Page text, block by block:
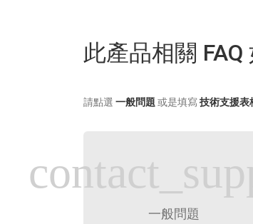
此產品相關 FAQ
請點選 一般問題 或是填寫技術支援表
一般問題